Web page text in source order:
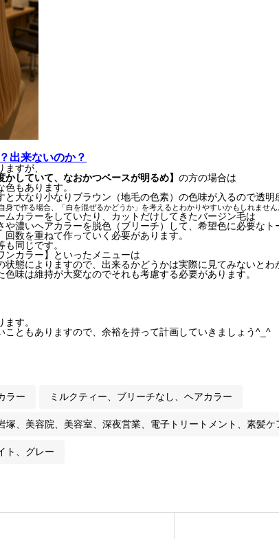
出来ないのか？
すが、
かしていて、なおかつベースが明るめ】 の方の場合は
もあります。
と大なり小なりブラウン（地毛の色素）の色味が入るので透明
身で作る場合、「白を混ぜるかどうか」を考えるとわかりやすいかもしれません
ムカラーをしていたり、カットだけしてきたバージン毛は
や濃いヘアカラーを脱色（ブリーチ）して、希望色に必要なト
数を重ねて作っていく必要があります。
同じです。
ンカラー】といったメニューは
状態によりますので、出来るかどうかは実際に見てみないとわ
色味は維持が大変なのでそれも考慮する必要があります。
す。
こともありますので、余裕を持って計画していきましょう^_^
ラー ミルクティー、ブリーチなし、ヘアカラー
塚、美容院、美容室、深夜営業、電子トリートメント、素髪ケ
ト、グレー